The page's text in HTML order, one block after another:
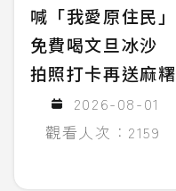
喊「我愛原住民」
免費喝文旦冰沙
拍照打卡再送麻糬
2026-08-01
觀看人次：2159